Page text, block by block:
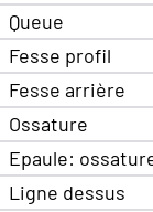
Queue
Fesse profil
Fesse arrière
Ossature
Epaule:
Ligne dessus